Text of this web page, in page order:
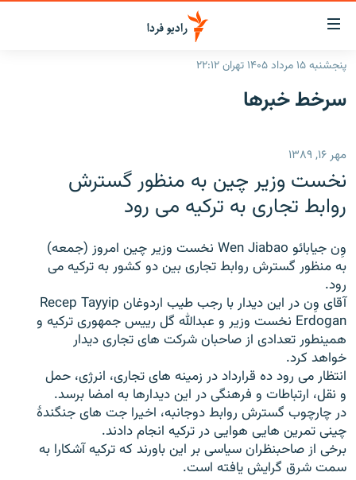
لینک‌های
قابلیت
دسترسی
بازگشت
اصلی
رفتن
صفحه
ایران
رادیو
انتخاب کنید و بشنوید
فرکانس‌ها
پادکست
گزارش‌های تصویری
گزارش‌های ویدئویی
زنان فردا
English
به ما بپیوندید
زبان‌های دیگر
پنجشنبه ۱۵ مرداد ۱۴۰۵ تهران ۲۲:۱۲
سرخط‌ خبرها
مهر ۱۶, ۱۳۸۹
نخست وزیر چین به منظور گسترش
روابط تجاری به ترکیه می رود
وِن جیابائو Wen Jiabao نخست وزیر چین امروز (جمعه)
به منظور گسترش روابط تجاری بین دو کشور به ترکیه می
رود.
آقای وِن در این دیدار با رجب طیب اردوغان Recep Tayyip
Erdogan نخست وزیر و عبدالله گل رییس جمهوری ترکیه و
همینطور تعدادی از صاحبان شرکت های تجاری دیدار
خواهد کرد.
انتظار می رود ده قرارداد در زمینه های تجاری، انرژی، حمل
و نقل، ارتباطات و فرهنگی در این دیدارها به امضا برسد.
در چارچوب گسترش روابط دوجانبه، اخیرا جت های جنگندۀ
چینی تمرین هایی هوایی در ترکیه انجام دادند.
برخی از صاحبنظران سیاسی بر این باورند که ترکیه آشکارا به
سمت شرق گرایش یافته است.